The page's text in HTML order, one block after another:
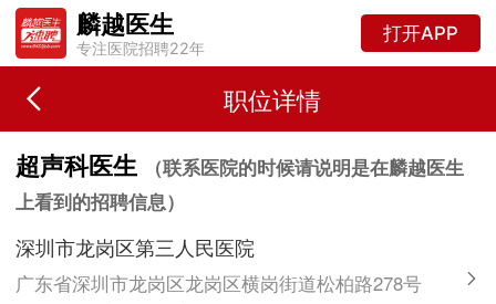
麟越医生
专注医院招聘22年
打开APP
职位详情
超声科医生
（联系医院的时候请说明是在麟越医生
上看到的招聘信息）
深圳市龙岗区第三人民医院
广东省深圳市龙岗区龙岗区横岗街道松柏路278号